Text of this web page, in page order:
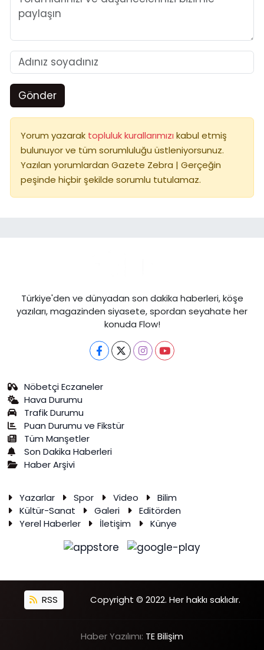
Gönder
Yorum yazarak topluluk kurallarımızı kabul etmiş
bulunuyor ve tüm sorumluluğu üstleniyorsunuz.
Yazılan yorumlardan Gazete Zebra | Gerçeğin
peşinde hiçbir şekilde sorumlu tutulamaz.
Türkiye'den ve dünyadan son dakika haberleri, köşe
yazıları, magazinden siyasete, spordan seyahate her
konuda Flow!
Nöbetçi Eczaneler
Hava Durumu
Trafik Durumu
Puan Durumu ve Fikstür
Tüm Manşetler
Son Dakika Haberleri
Haber Arşivi
Yazarlar Spor Video
Bilim
Kültür-Sanat
Galeri
Editörden
Yerel Haberler
İletişim Künye
RSS Copyright © 2022. Her hakkı saklıdır.
Haber Yazılımı: TE Bilişim